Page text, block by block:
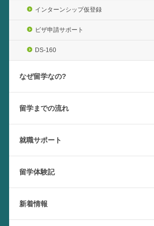
インターンシップ仮登録
ビザ申請サポート
DS-160
なぜ留学なの?
留学までの流れ
就職サポート
留学体験記
新着情報